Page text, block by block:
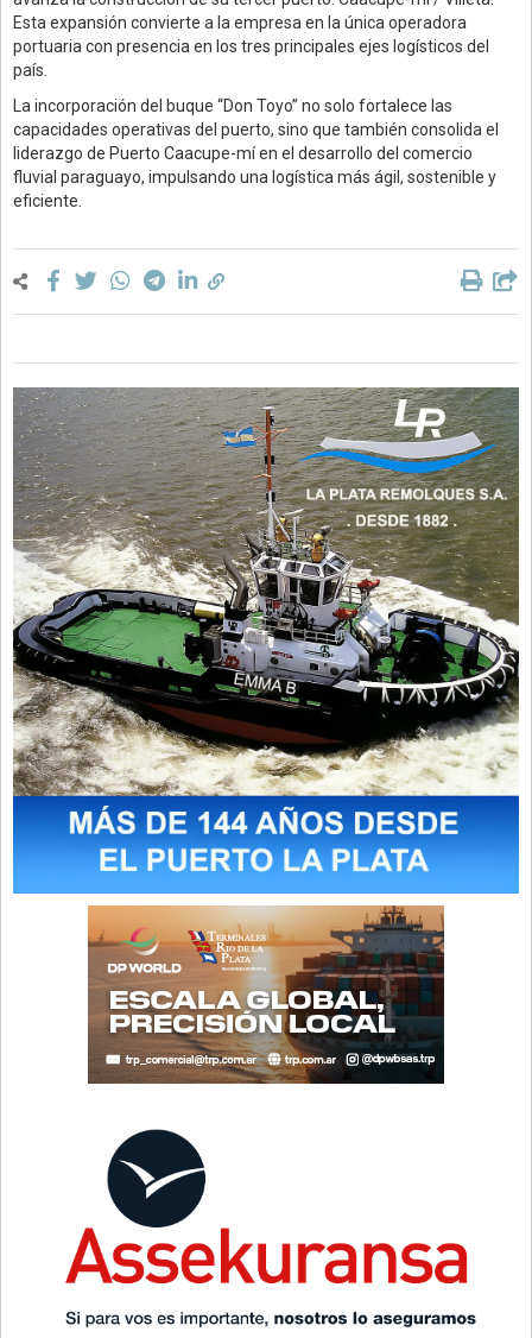
Esta expansión convierte a la empresa en la única operadora
portuaria con presencia en los tres principales ejes logísticos del
país.
La incorporación del buque “Don Toyo” no solo fortalece las
capacidades operativas del puerto, sino que también consolida el
liderazgo de Puerto Caacupe-mí en el desarrollo del comercio
fluvial paraguayo, impulsando una logística más ágil, sostenible y
eficiente.